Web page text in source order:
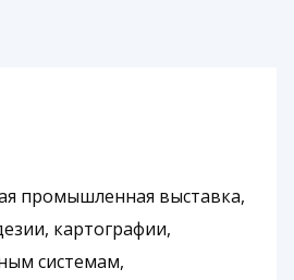
промышленная выставка,
картографии,
системам,